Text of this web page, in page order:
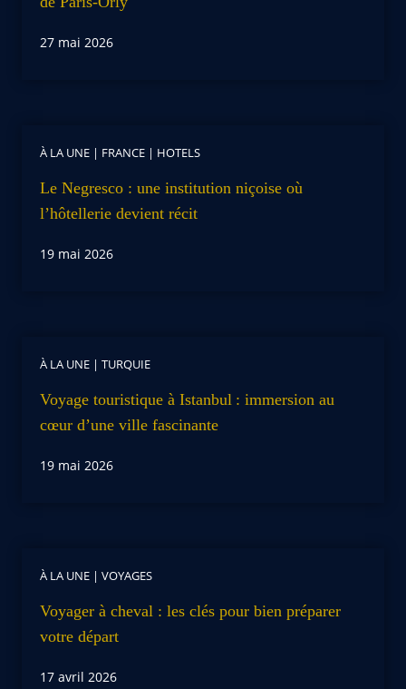
27 mai 2026
À LA UNE | FRANCE | HOTELS
Le Negresco : une institution niçoise où
l’hôtellerie devient récit
19 mai 2026
À LA UNE | TURQUIE
Voyage touristique à Istanbul : immersion au
cœur d’une ville fascinante
19 mai 2026
À LA UNE | VOYAGES
Voyager à cheval : les clés pour bien préparer
votre départ
17 avril 2026